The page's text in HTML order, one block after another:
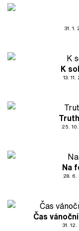
31. 1.
K
13. 11.
25.
Na
28. 6.
Čas
31.